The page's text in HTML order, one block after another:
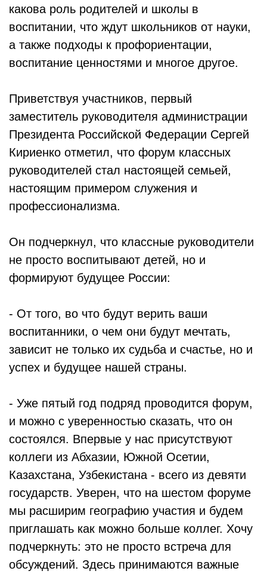
какова роль родителей и школы в
воспитании, что ждут школьников от науки,
а также подходы к профориентации,
воспитание ценностями и многое другое.
Приветствуя участников, первый
заместитель руководителя администрации
Президента Российской Федерации Сергей
Кириенко отметил, что форум классных
руководителей стал настоящей семьей,
настоящим примером служения и
профессионализма.
Он подчеркнул, что классные руководители
не просто воспитывают детей, но и
формируют будущее России:
- От того, во что будут верить ваши
воспитанники, о чем они будут мечтать,
зависит не только их судьба и счастье, но и
успех и будущее нашей страны.
- Уже пятый год подряд проводится форум,
и можно с уверенностью сказать, что он
состоялся. Впервые у нас присутствуют
коллеги из Абхазии, Южной Осетии,
Казахстана, Узбекистана - всего из девяти
государств. Уверен, что на шестом форуме
мы расширим географию участия и будем
приглашать как можно больше коллег. Хочу
подчеркнуть: это не просто встреча для
обсуждений. Здесь принимаются важные